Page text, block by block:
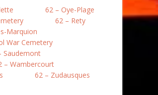
62 – Oye-Plage
62 – Rety
Marquion
War Cemetery
Saudemont
– Wambercourt
62 – Zudausques